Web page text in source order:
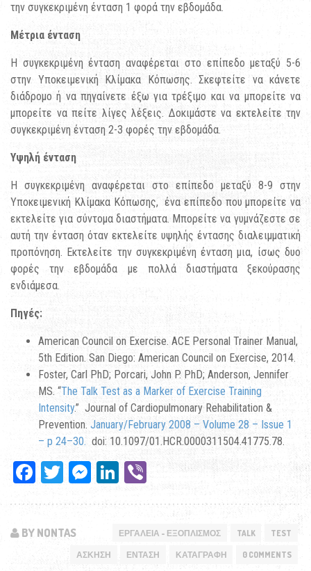
την συγκεκριμένη ένταση 1 φορά την εβδομάδα.
Μέτρια ένταση
Η συγκεκριμένη ένταση αναφέρεται στο επίπεδο μεταξύ 5-6
στην Υποκειμενική Κλίμακα Κόπωσης. Σκεφτείτε να κάνετε
διάδρομο ή να πηγαίνετε έξω για τρέξιμο και να μπορείτε να
μπορείτε να πείτε λίγες λέξεις. Δοκιμάστε να εκτελείτε την
συγκεκριμένη ένταση 2-3 φορές την εβδομάδα.
Υψηλή ένταση
Η συγκεκριμένη αναφέρεται στο επίπεδο μεταξύ 8-9 στην
Υποκειμενική Κλίμακα Κόπωσης, ένα επίπεδο που μπορείτε να
εκτελείτε για σύντομα διαστήματα. Μπορείτε να γυμνάζεστε σε
αυτή την ένταση όταν εκτελείτε υψηλής έντασης διαλειμματική
προπόνηση. Εκτελείτε την συγκεκριμένη ένταση μια, ίσως δυο
φορές την εβδομάδα με πολλά διαστήματα ξεκούρασης
ενδιάμεσα.
Πηγές:
American Council on Exercise. ACE Personal Trainer Manual,
5th Edition. San Diego: American Council on Exercise, 2014.
Foster, Carl PhD; Porcari, John P. PhD; Anderson, Jennifer
MS. “The Talk Test as a Marker of Exercise Training
Intensity.” Journal of Cardiopulmonary Rehabilitation &
Prevention. January/February 2008 – Volume 28 – Issue 1
– p 24–30. doi: 10.1097/01.HCR.0000311504.41775.78.
Facebook
TwitterMessenger
LinkedIn
Viber
BY NONTAS ΕΡΓΑΛΕΊΑ - ΕΞΟΠΛΙΣΜΌΣ TALK TEST
ΆΣΚΗΣΗ ΈΝΤΑΣΗ ΚΑΤΑΓΡΑΦΉ 0 COMMENTS